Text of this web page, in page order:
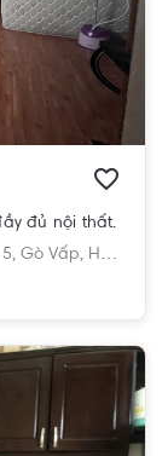
đủ nội thất.
Gò Vấp, Hồ Chí Minh